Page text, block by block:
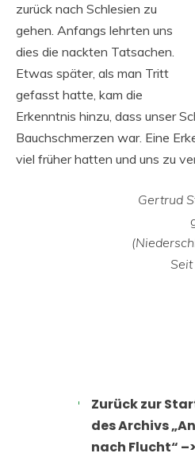
zurück nach Schlesien zu
gehen. Anfangs lehrten uns
dies die nackten Tatsachen.
Etwas später, als man Tritt
gefasst hatte, kam die
Erkenntnis hinzu, dass unser
Bauchschmerzen war. Eine
viel früher hatten und uns zu
Gertrud
Zurück zur
des Archivs
nach Flucht“ –>